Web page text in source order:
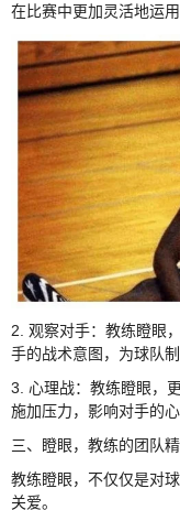
在比赛中更加灵活地运用
2. 观察对手：教练瞪眼
手的战术意图，为球队制
3. 心理战：教练瞪眼，
施加压力，影响对手的心
三、瞪眼，教练的团队
教练瞪眼，不仅仅是对
关爱。